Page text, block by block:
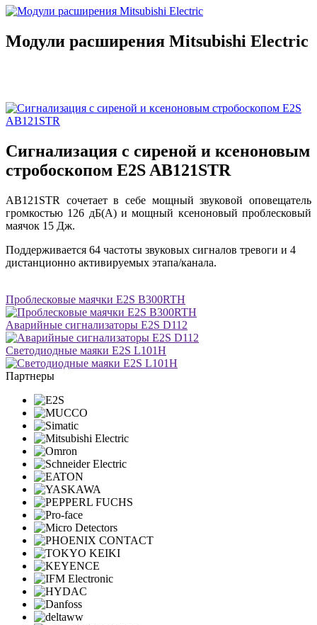
Модули расширения Mitsubishi Electric
Сигнализация с сиреной и ксеноновым
стробоскопом E2S AB121STR
AB121STR сочетает в себе мощный звуковой оповещатель
громкостью 126 дБ(A) и мощный ксеноновый проблесковый
маячок 15 Дж.
Поддерживается 64 частоты звуковых сигналов тревоги и 4
дистанционно активируемых этапа/канала.
Проблесковые маячки E2S B300RTH
Аварийные сигнализаторы E2S D112
Светодиодные маяки E2S L101H
Партнеры